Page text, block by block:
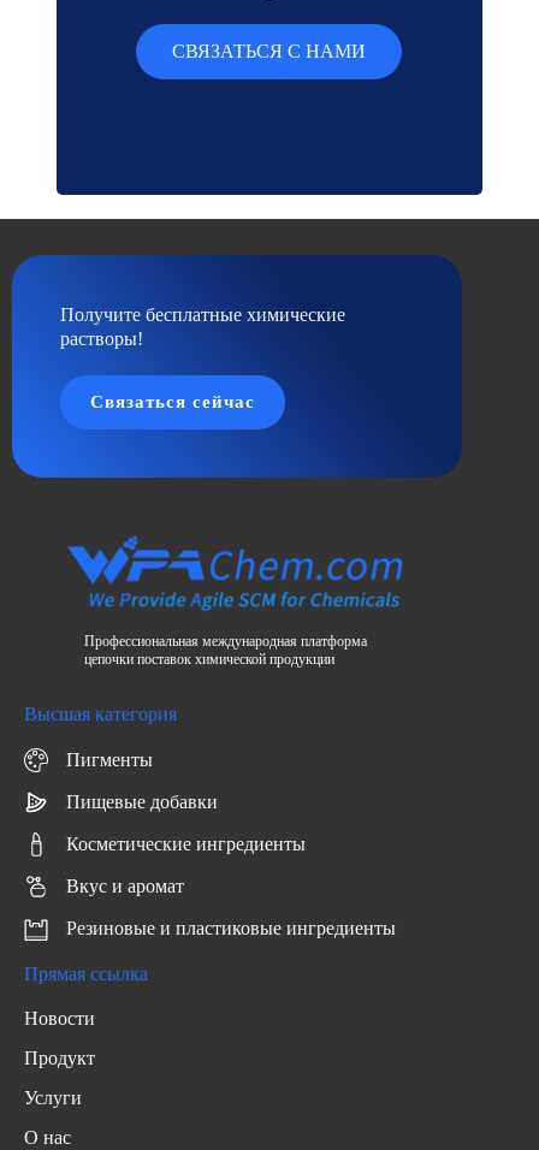
СВЯЗАТЬСЯ С НАМИ
Получите бесплатные химические
растворы!
Связаться сейчас
Профессиональная международная платформа
цепочки поставок химической продукции
Высшая категория
Пигменты
Пищевые добавки
Косметические ингредиенты
Вкус и аромат
Резиновые и пластиковые ингредиенты
Прямая ссылка
Новости
Продукт
Услуги
О нас